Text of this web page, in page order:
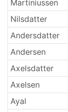
Martiniussen
Nilsdatter
Andersdatter
Andersen
Axelsdatter
Axelsen
Ayal